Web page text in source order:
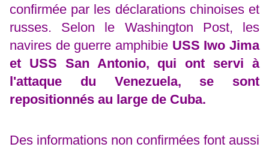
confirmée par les déclarations chinoises et
russes. Selon le Washington Post, les
navires de guerre amphibie USS Iwo Jima
et USS San Antonio, qui ont servi à
l'attaque du Venezuela, se sont
repositionnés au large de Cuba.
Des informations non confirmées font aussi